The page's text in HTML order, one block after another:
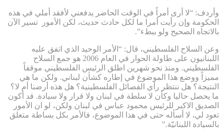
وأردف: “لا أرى أمراً في الوقت الحاضر يدفعني لأفقد أملي في هذه
الحكومة وإن رأيت أمرا ما لكل حادث حديث، لكن الأمور تسير الآن
بالاتجاه الصحيح ولو ببطء”.
وعن السلاح الفلسطيني، قال: “الأمر الوحيد الذي اتفق عليه
اللبنانيون على طاولة الحوار في العام 2006 هو جمع السلاح
الفلسطيني. ومنذ نحو شهرين اطلق الرئيس الفلسطيني موقفاً
مميزاً ووضع هذا الموضوع في إطاره كشأن لبناني. ولكن ما هي
النتيجة؟ هل ننتظر رأي الفصائل الفلسطينية؟ هل هذه أرضنا أم لا؟
ما يحصل حاليا وكأن لا سلطة في لبنان ولا قرار ولا سيادة. قد أكون
الصديق الاكبر للرئيس محمود عباس في لبنان ولكن، لو ان الأمور
تعود لي، لا أسأله حتى في هذا الموضوع، فالأمر بكل بساطة متعلق
بالسيادة اللبنانيّة.”